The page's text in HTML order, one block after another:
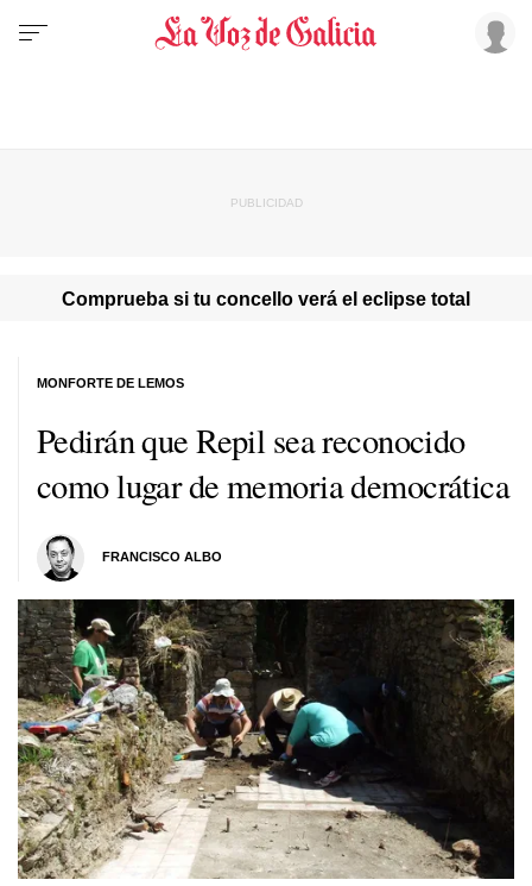
Comprueba si tu concello verá el eclipse total
Pedirán que Repil sea reconocido
como lugar de memoria democrática
FRANCISCO ALBO
MONFORTE DE LEMOS